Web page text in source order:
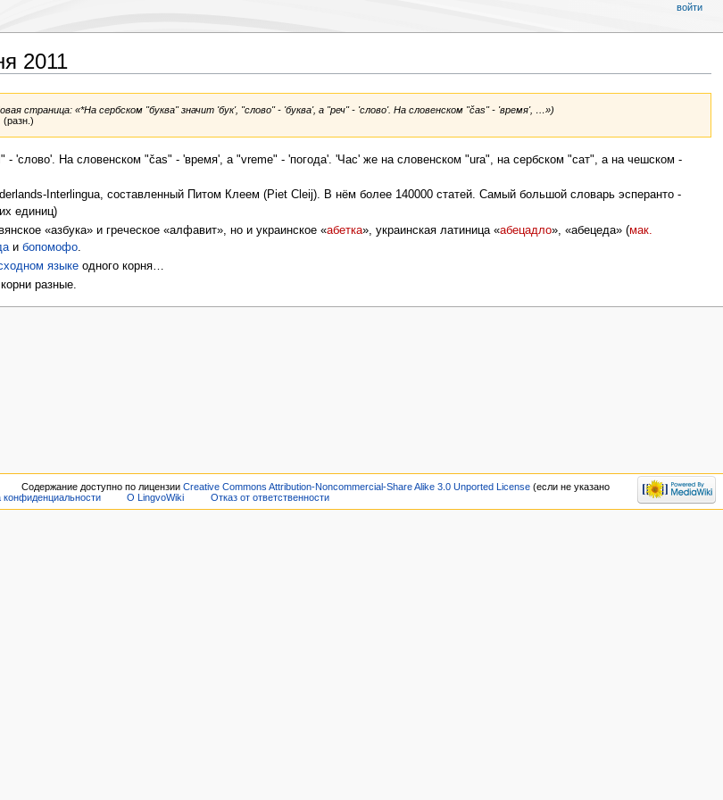
2011
страница: «*На сербском "буква" значит 'бук', "слово" - 'буква', а "реч" - 'слово'. На словенском "čas" - 'время', …»)
- 'слово'. На словенском "čas" - 'время', а "vreme" - 'погода'. 'Час' же на словенском "ura", на сербском "сат", а на чешском -
Interlingua, составленный Питом Клеем (Piet Cleij). В нём более 140000 статей. Самый большой словарь эсперанто -
единиц)
«азбука» и греческое «алфавит», но и украинское «абетка», украинская латиница «абецадло», «абецеда» (мак.
и бопомофо.
языкеодного корня…
разные.
войти
Содержание доступно по лицензии Creative Commons Attribution-Noncommercial-Share Alike 3.0 Unported License(если не указано
конфиденциальности О LingvoWiki Отказ от ответственности